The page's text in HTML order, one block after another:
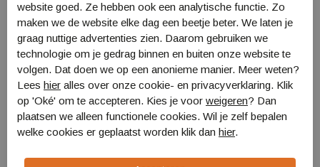
website goed. Ze hebben ook een analytische functie. Zo
maken we de website elke dag een beetje beter. We laten je
graag nuttige advertenties zien. Daarom gebruiken we
technologie om je gedrag binnen en buiten onze website te
volgen. Dat doen we op een anonieme manier. Meer weten?
Lees hier alles over onze cookie- en privacyverklaring. Klik
op 'Oké' om te accepteren. Kies je voor weigeren? Dan
plaatsen we alleen functionele cookies. Wil je zelf bepalen
welke cookies er geplaatst worden klik dan hier.